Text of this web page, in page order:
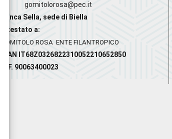
gomitolorosa@pec.it
Banca Sella, sede di Biella
Intestato a:
GOMITOLO ROSA ENTE FILANTROPICO
IBAN IT68Z0326822310052210652850
C.F. 90063400023